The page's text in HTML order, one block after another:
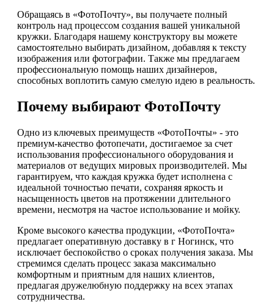
Обращаясь в «ФотоПочту», вы получаете полный
контроль над процессом создания вашей уникальной
кружки. Благодаря нашему конструктору вы можете
самостоятельно выбирать дизайном, добавляя к тексту
изображения или фотографии. Также мы предлагаем
профессиональную помощь наших дизайнеров,
способных воплотить самую смелую идею в реальность.
Почему выбирают ФотоПочту
Одно из ключевых преимуществ «ФотоПочты» - это
премиум-качество фотопечати, достигаемое за счет
использования профессионального оборудования и
материалов от ведущих мировых производителей. Мы
гарантируем, что каждая кружка будет исполнена с
идеальной точностью печати, сохраняя яркость и
насыщенность цветов на протяжении длительного
времени, несмотря на частое использование и мойку.
Кроме высокого качества продукции, «ФотоПочта»
предлагает оперативную доставку в г Ногинск, что
исключает беспокойство о сроках получения заказа. Мы
стремимся сделать процесс заказа максимально
комфортным и приятным для наших клиентов,
предлагая дружелюбную поддержку на всех этапах
сотрудничества.